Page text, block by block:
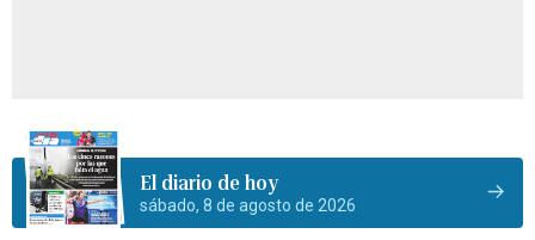
El diario de hoy
sábado, 8 de agosto de 2026